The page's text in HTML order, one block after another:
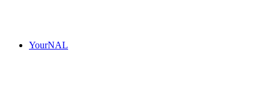
YourNAL